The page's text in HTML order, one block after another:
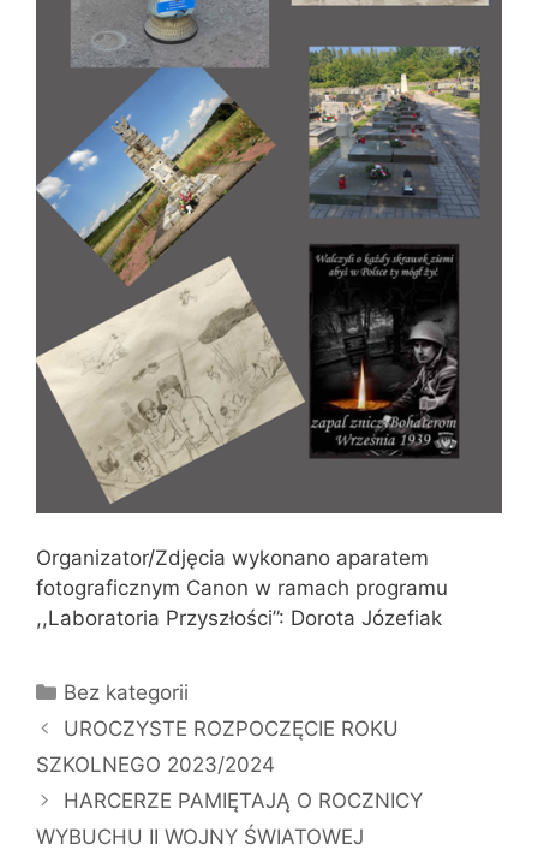
Organizator/Zdjęcia wykonano aparatem
fotograficznym Canon w ramach programu
,,Laboratoria Przyszłości”: Dorota Józefiak
Kategorie
Bez kategorii
UROCZYSTE ROZPOCZĘCIE ROKU
SZKOLNEGO 2023/2024
HARCERZE PAMIĘTAJĄ O ROCZNICY
WYBUCHU II WOJNY ŚWIATOWEJ